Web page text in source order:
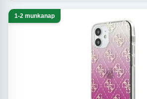
1-2 munkanap